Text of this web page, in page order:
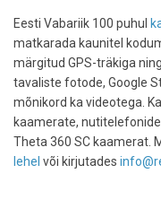
Eesti Vabariik 100 puhul
matkarada kaunitel
märgitud GPS-träkiga
tavaliste fotode, Google
mõnikord ka videotega.
kaamerate,
Theta 360 SC kaamerat.
lehel või kirjutades